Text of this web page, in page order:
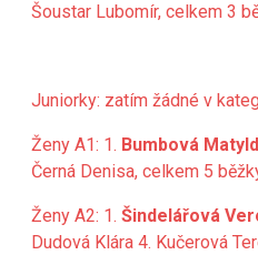
Šoustar Lubomír, celkem 3
Juniorky: zatím žádné v
Ženy A1: 1. Bumbová
Černá Denisa, celkem 5
Ženy A2: 1. Šindelářová
Dudová Klára 4. Kučerová